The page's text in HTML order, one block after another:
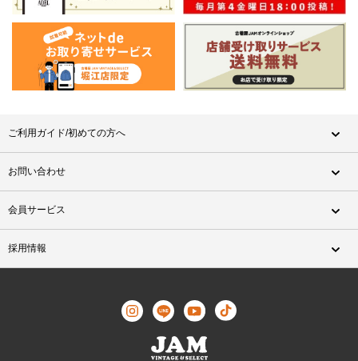
ご利用ガイド/初めての方へ
お問い合わせ
会員サービス
採用情報